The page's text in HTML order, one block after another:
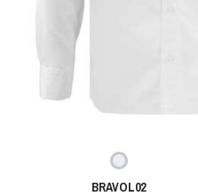
BRAVOL02